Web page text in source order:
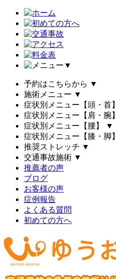
▼
予約はこちらから ▼
施術メニュー ▼
症状別メニュー【頭・首】
症状別メニュー【肩・腕】
症状別メニュー【腰】
▼
症状別メニュー【膝・脚】
推奨ストレッチ ▼
交通事故施術 ▼
推薦者の声
ブログ
お客様の声
症例報告
よくある質問
初めての方へ